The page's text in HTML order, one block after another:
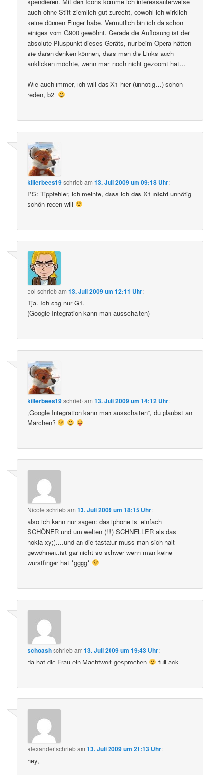
auch ohne Stift ziemlich gut zurecht, obwohl ich wirklich
keine dünnen Finger habe. Vermutlich bin ich da schon
einiges vom G900 gewöhnt. Gerade die Auflösung ist der
absolute Pluspunkt dieses Geräts, nur beim Opera hätten
sie daran denken können, dass man die Links auch
anklicken möchte, wenn man noch nicht gezoomt hat…
Wie auch immer, ich will das X1 hier (unnötig…) schön
reden, b2t
killerbees19schriebam13. Juli 2009 um 09:18 Uhr:
PS: Tippfehler, ich meinte, dass ich das X1nicht unnötig
schön reden will
eol schriebam13. Juli 2009 um 12:11 Uhr:
Tja. Ich sag nur G1.
(Google Integration kann man ausschalten)
killerbees19schriebam13. Juli 2009 um 14:12 Uhr:
„Google Integration kann man ausschalten“, du glaubst an
Märchen?
Nicole schriebam13. Juli 2009 um 18:15 Uhr:
also ich kann nur sagen: das iphone ist einfach
SCHÖNER und um welten (!!!) SCHNELLER als das
nokia xy;)….und an die tastatur muss man sich halt
gewöhnen..ist gar nicht so schwer wenn man keine
wurstfinger hat *gggg*
schoashschriebam13. Juli 2009 um 19:43 Uhr:
da hat die Frau ein Machtwort gesprochen full ack
alexanderschriebam13. Juli 2009 um 21:13 Uhr:
hey,